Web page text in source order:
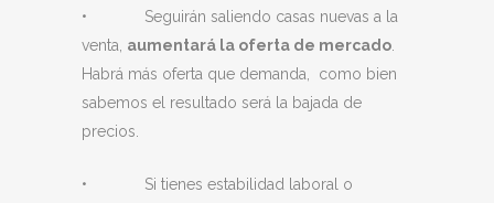
• Seguirán saliendo casas nuevas a la
venta, aumentará la oferta de mercado
Habrá más oferta que demanda, como bien
sabemos el resultado será la bajada de
precios.
• Si tienes estabilidad laboral o